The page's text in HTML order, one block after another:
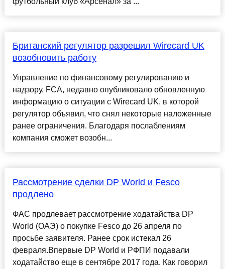
Британский регулятор разрешил Wirecard UK
возобновить работу
Управление по финансовому регулированию и
надзору, FCA, недавно опубликовало обновленную
информацию о ситуации с Wirecard UK, в которой
регулятор объявил, что снял некоторые наложенные
ранее ограничения. Благодаря послаблениям
компания сможет возобн...
Рассмотрение сделки DP World и Fesco
продлено
ФАС продлевает рассмотрение ходатайства DP
World (ОАЭ) о покупке Fesco до 26 апреля по
просьбе заявителя. Ранее срок истекал 26
февраля.Впервые DP World и РФПИ подавали
ходатайство еще в сентябре 2017 года. Как говорил